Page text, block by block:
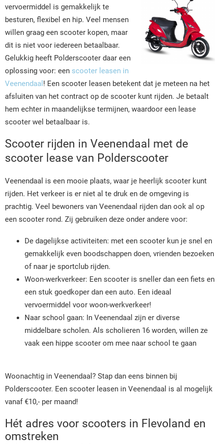
vervoermiddel is gemakkelijk te
besturen, flexibel en hip. Veel mensen
willen graag een scooter kopen, maar
dit is niet voor iedereen betaalbaar.
Gelukkig heeft Polderscooter daar een
oplossing voor: een scooter leasen in
Veenendaal ! Een scooter leasen betekent dat je meteen na het
afsluiten van het contract op de scooter kunt rijden. Je betaalt
hem echter in maandelijkse termijnen, waardoor een lease
scooter wel betaalbaar is.
Scooter rijden in Veenendaal met de
scooter lease van Polderscooter
Veenendaal is een mooie plaats, waar je heerlijk scooter kunt
rijden. Het verkeer is er niet al te druk en de omgeving is
prachtig. Veel bewoners van Veenendaal rijden dan ook al op
een scooter rond. Zij gebruiken deze onder andere voor:
De dagelijkse activiteiten: met een scooter kun je snel en
gemakkelijk even boodschappen doen, vrienden bezoeken
of naar je sportclub rijden.
Woon-werkverkeer: Een scooter is sneller dan een fiets en
een stuk goedkoper dan een auto. Een ideaal
vervoermiddel voor woon-werkverkeer!
Naar school gaan: In Veenendaal zijn er diverse
middelbare scholen. Als scholieren 16 worden, willen ze
vaak een hippe scooter om mee naar school te gaan
Woonachtig in Veenendaal? Stap dan eens binnen bij
Polderscooter. Een scooter leasen in Veenendaal is al mogelijk
vanaf €10,- per maand!
Hét adres voor scooters in Flevoland en
omstreken